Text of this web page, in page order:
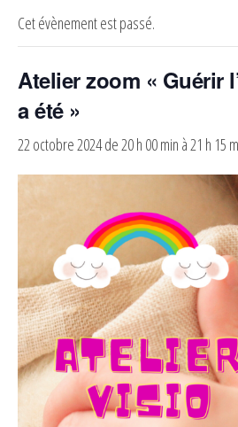
Cet évènement est passé.
Atelier zoom « Guérir
a été »
22 octobre 2024 de 20 h 00 min à21 h 15